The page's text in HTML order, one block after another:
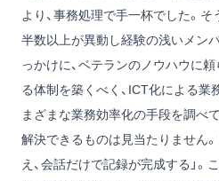
より、事務処理で手一杯でした。
半数以上が異動し経験の浅いメン
っかけに、ベテランのノウハウに
る体制を築くべく、ICT化による業
まざまな業務効率化の手段を調べ
解決できるものは見当たりません
え、会話だけで記録が完成する」